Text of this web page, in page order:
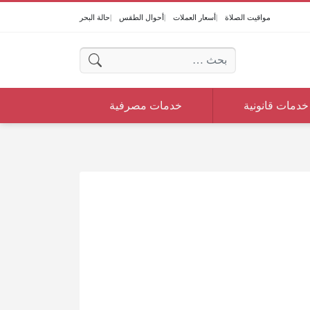
مواقيت الصلاة أسعار العملات أحوال الطقس حالة البحر
البحث عن:
خدمات قانونية خدمات مصرفية